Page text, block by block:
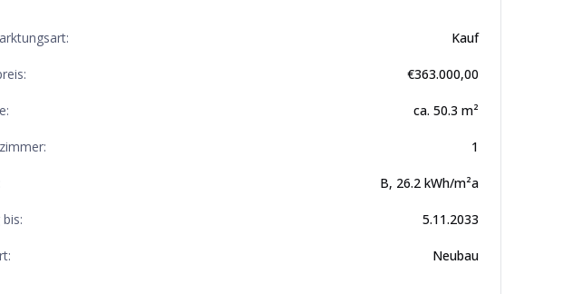
Kauf
€363.000,00
ca. 50.3 m²
1
B, 26.2 kWh/m²a
5.11.2033
Neubau